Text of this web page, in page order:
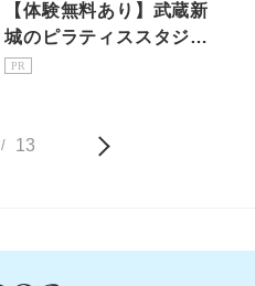
【体験無料あり】武蔵新
城のピラティススタジオ7
選｜初心者・女性専用を
PR
/ 13